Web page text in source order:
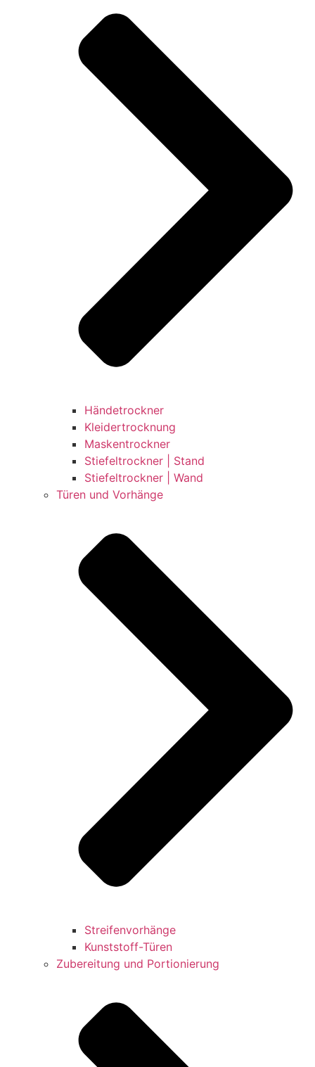
Händetrockner
Kleidertrocknung
Maskentrockner
Stiefeltrockner | Stand
Stiefeltrockner | Wand
Türen und Vorhänge
Streifenvorhänge
Kunststoff-Türen
Zubereitung und Portionierung